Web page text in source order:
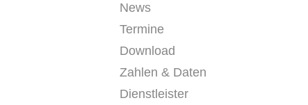
News
Termine
Download
Zahlen & Daten
Dienstleister